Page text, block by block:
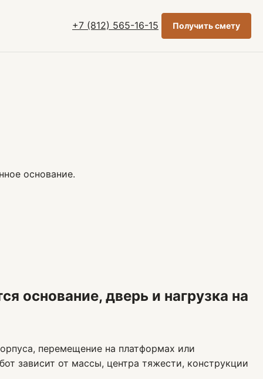
+7 (812) 565-16-15 Получить смету
основание.
основание, дверь и нагрузка на
перемещение на платформах или
зависит от массы, центра тяжести, конструкции